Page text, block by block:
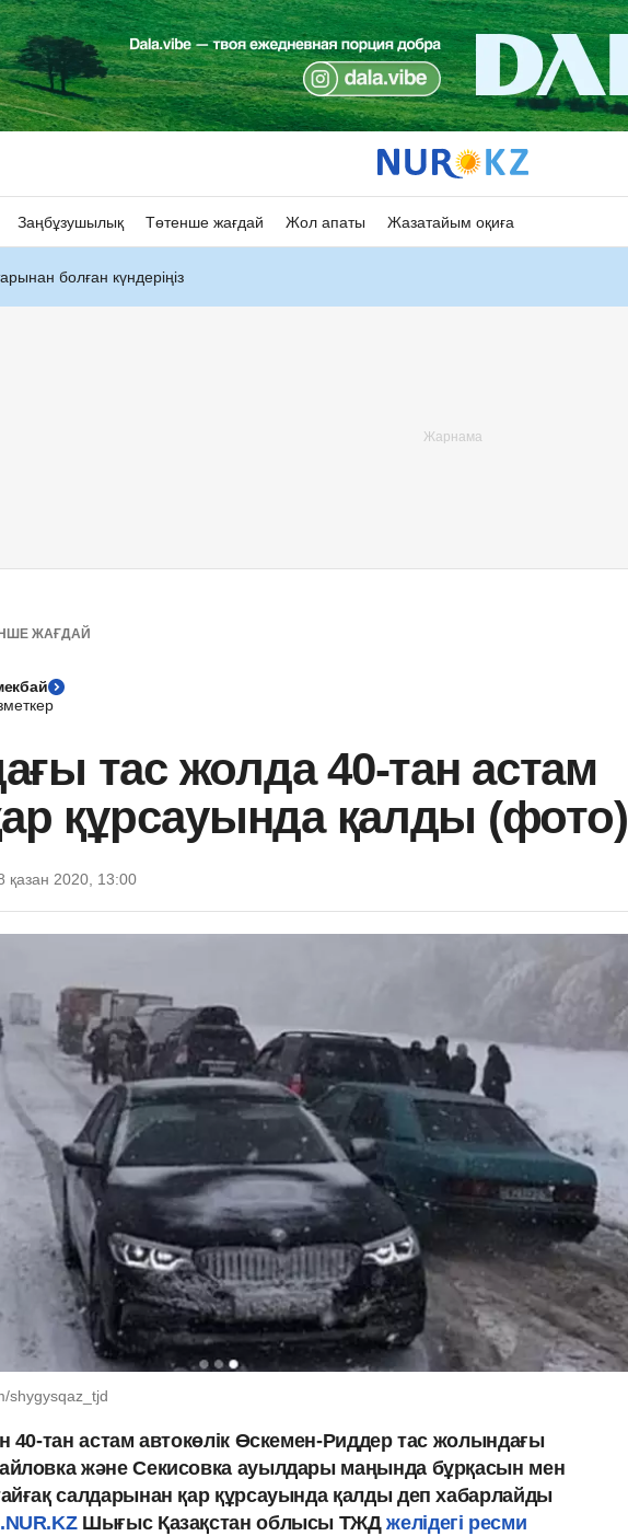
Заңбұзушылық Төтенше жағдай Жол апаты Жазатайым оқиға
болған күндеріңіз
ЖАҒДАЙ
тас жолда 40-тан астам
құрсауында қалды (фото)
қазан 2020, 13:00
shygysqaz_tjd
40-тан астам автокөлік Өскемен-Риддер тас жолындағы
және Секисовка ауылдары маңында бұрқасын мен
салдарынан қар құрсауында қалды деп хабарлайды
Шығыс Қазақстан облысы ТЖДжелідегі ресми